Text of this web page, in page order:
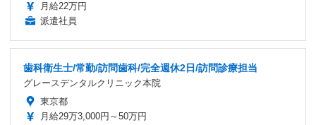
月給22万円
派遣社員
歯科衛生士/常勤/訪問歯科/完全週休2日/訪問診療担当
グレースデンタルクリニック本院
東京都
月給29万3,000円～50万円